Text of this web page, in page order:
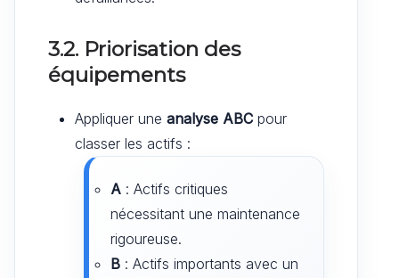
3.2. Priorisation des
équipements
Appliquer une analyse ABCpour
classer les actifs :
A : Actifs critiques
nécessitant une maintenance
rigoureuse.
B : Actifs importants avec un